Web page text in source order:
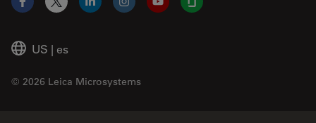
US | es
© 2026 Leica Microsystems
Facebook
X LinkedInInstagramYouTubeGlassdoor